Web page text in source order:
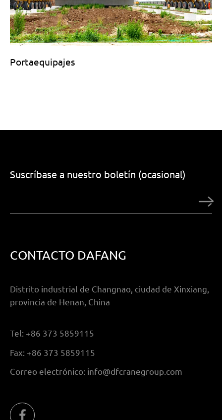
Portaequipajes
Suscríbase a nuestro boletín (ocasional)
CONTACTO DAFANG
Distrito industrial de Changnao, ciudad de Xinxiang,
provincia de Henan, China
Tel: +86 373 5859115
Fax: +86 373 5859115
Correo electrónico: info@dfcranegroup.com